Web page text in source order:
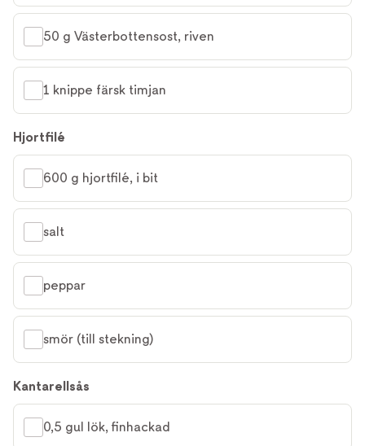
50 g Västerbottensost, riven
1 knippe färsk timjan
Hjortfilé
600 g hjortfilé, i bit
salt
peppar
smör (till stekning)
Kantarellsås
0,5 gul lök, finhackad